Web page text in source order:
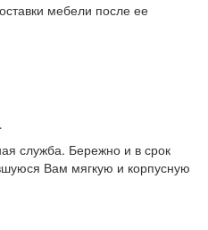
мебели после ее
служба. Бережно и в срок
Вам мягкую и корпусную